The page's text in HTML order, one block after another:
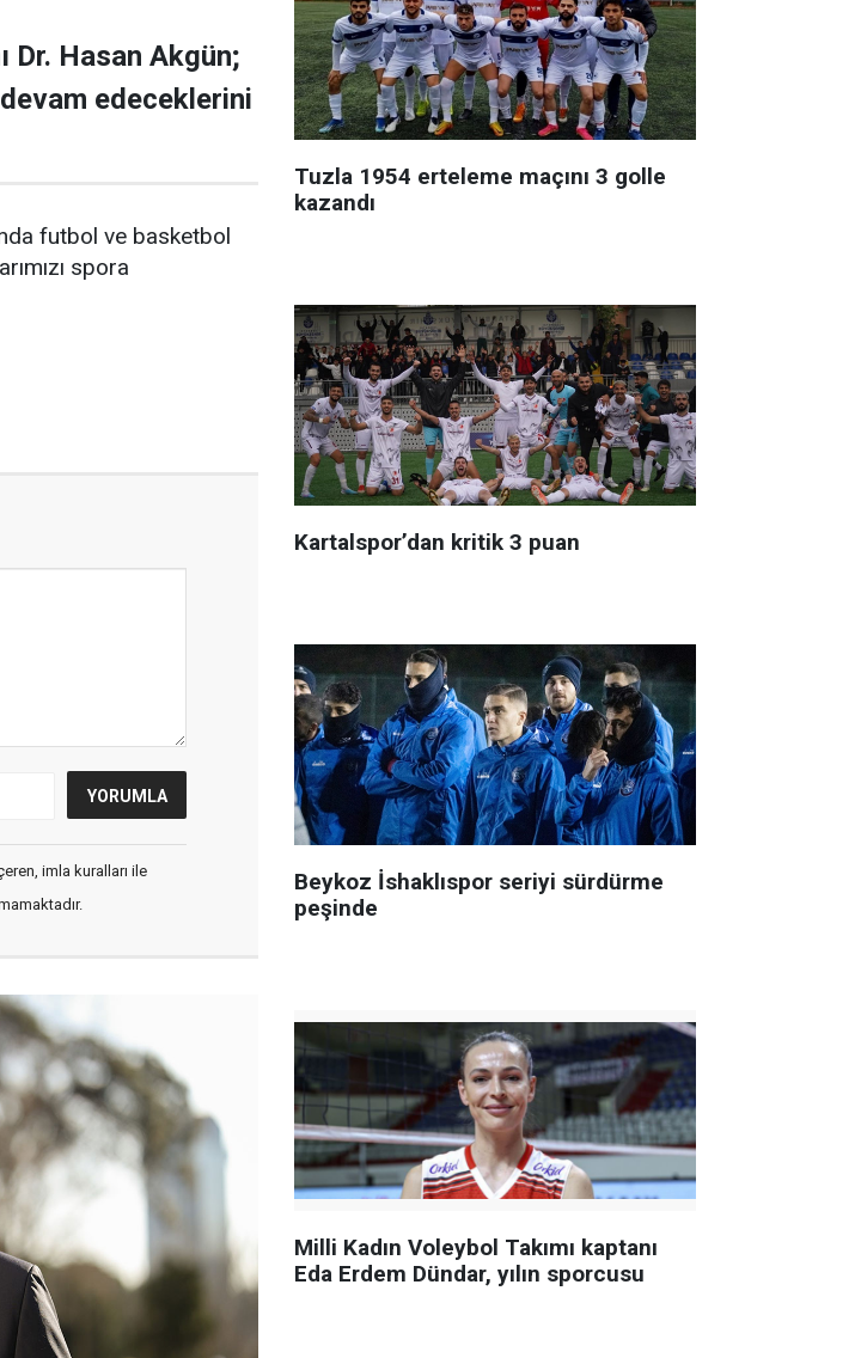
Dr. Hasan Akgün;
edeceklerini
futbol ve basketbol
spora
imla kuralları ile
Tuzla 1954 erteleme maçını 3 golle
kazandı
Kartalspor’dan kritik 3 puan
Beykoz İshaklıspor seriyi sürdürme
peşinde
Milli Kadın Voleybol Takımı kaptanı
Eda Erdem Dündar, yılın sporcusu